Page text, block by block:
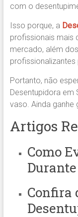
com o
Isso porque, a
profissionais mais
mercado, além
profissionalizantes
Portanto, não
Desentupidora em
vaso. Ainda ganhe
Artigos
Como
Confira